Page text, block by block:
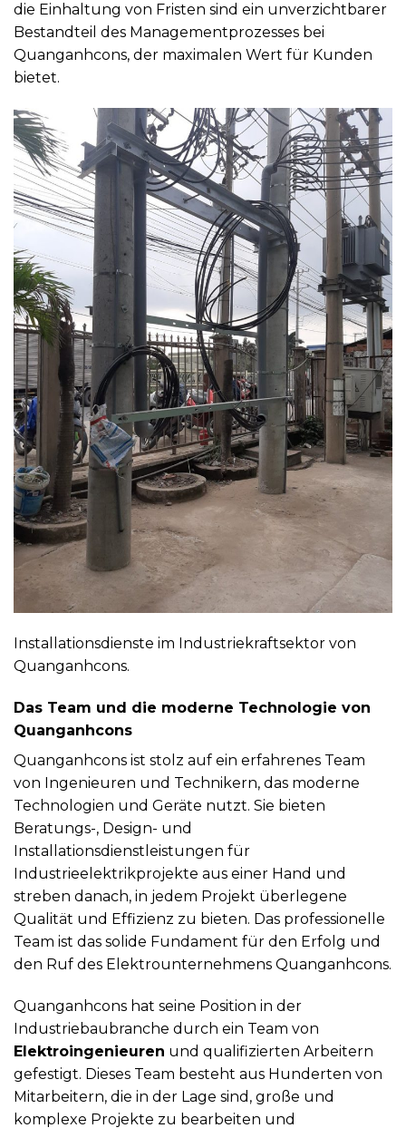
die Einhaltung von Fristen sind ein unverzichtbarer
Bestandteil des Managementprozesses bei
Quanganhcons, der maximalen Wert für Kunden
bietet.
Installationsdienste im Industriekraftsektor von
Quanganhcons.
Das Team und die moderne Technologie von
Quanganhcons
Quanganhcons ist stolz auf ein erfahrenes Team
von Ingenieuren und Technikern, das moderne
Technologien und Geräte nutzt. Sie bieten
Beratungs-, Design- und
Installationsdienstleistungen für
Industrieelektrikprojekte aus einer Hand und
streben danach, in jedem Projekt überlegene
Qualität und Effizienz zu bieten. Das professionelle
Team ist das solide Fundament für den Erfolg und
den Ruf des Elektrounternehmens Quanganhcons.
Quanganhcons hat seine Position in der
Industriebaubranche durch ein Team von
Elektroingenieuren und qualifizierten Arbeitern
gefestigt. Dieses Team besteht aus Hunderten von
Mitarbeitern, die in der Lage sind, große und
komplexe Projekte zu bearbeiten und